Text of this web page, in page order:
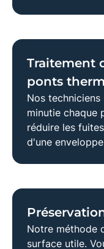
Traitement
ponts
Nos
minutie chaque
réduire les
d'une
Notre méthode
surface utile.